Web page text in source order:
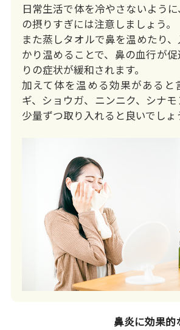
日常生活で体を冷やさないよう
の摂りすぎには注意しましょう。
また蒸しタオルで鼻を温めたり
かり温めることで、鼻の血行が
りの症状が緩和されます。
加えて体を温める効果があると
ギ、ショウガ、ニンニク、シナ
少量ずつ取り入れると良いでしょ
鼻炎に効果的